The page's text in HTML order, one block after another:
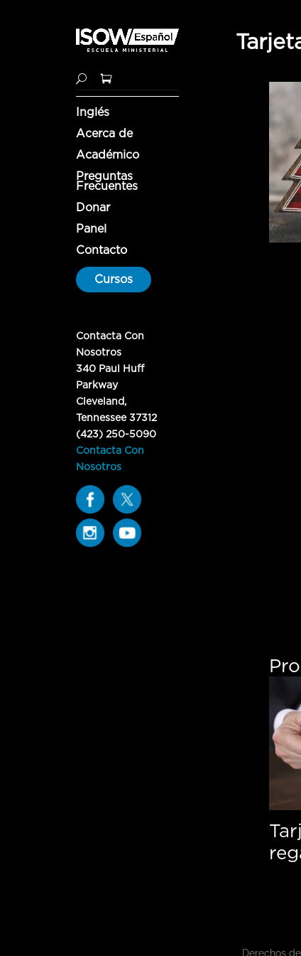
Inglés
Acerca de
Académico
Preguntas
Frecuentes
Donar
Panel
Contacto
Cursos
Contacta Con
Nosotros
340 Paul Huff
Parkway
Cleveland,
Tennessee 37312
(423) 250-5090
Contacta Con
Nosotros
Derechos